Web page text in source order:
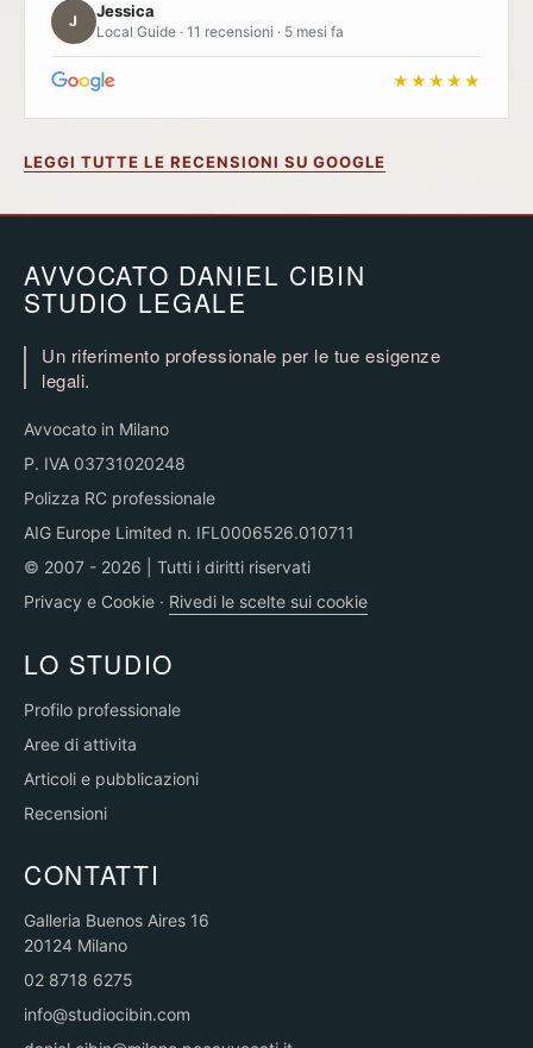
J
Jessica
Local Guide · 11 recensioni · 5 mesi fa
★★★★★
LEGGI TUTTE LE RECENSIONI SU GOOGLE
AVVOCATO DANIEL CIBIN
STUDIO LEGALE
Un riferimento professionale per le tue esigenze
legali.
Avvocato in Milano
P. IVA 03731020248
Polizza RC professionale
AIG Europe Limited n. IFL0006526.010711
© 2007 - 2026 | Tutti i diritti riservati
Privacy e Cookie · Rivedi le scelte sui cookie
LO STUDIO
Profilo professionale
Aree di attivita
Articoli e pubblicazioni
Recensioni
CONTATTI
Galleria Buenos Aires 16
20124 Milano
02 8718 6275
info@studiocibin.com